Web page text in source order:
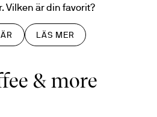
Vilken är din favorit?
LÄS MER
& more